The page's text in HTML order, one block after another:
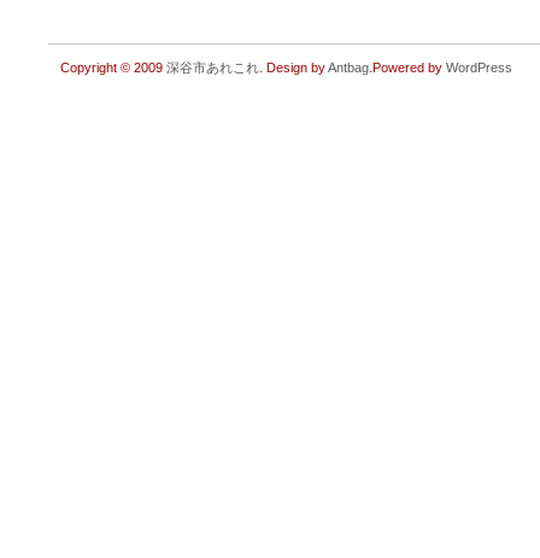
Copyright © 2009 深谷市あれこれ . Design byAntbag .Powered by WordPress